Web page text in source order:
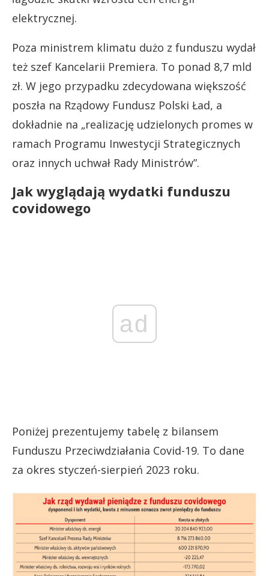
elektrycznej.
Poza ministrem klimatu dużo z funduszu wydał
też szef Kancelarii Premiera. To ponad 8,7 mld
zł. W jego przypadku zdecydowana większość
poszła na Rządowy Fundusz Polski Ład, a
dokładnie na „realizację udzielonych promes w
ramach Programu Inwestycji Strategicznych
oraz innych uchwał Rady Ministrów”.
Jak wyglądają wydatki funduszu
covidowego
ad
Poniżej prezentujemy tabelę z bilansem
Funduszu Przeciwdziałania Covid-19. To dane
za okres styczeń-sierpień 2023 roku.